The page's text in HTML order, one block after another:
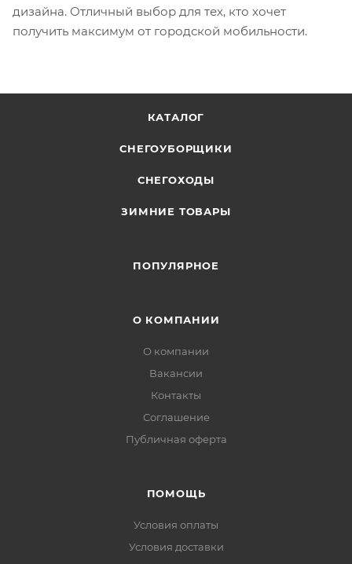
дизайна. Отличный выбор для тех, кто хочет
получить максимум от городской мобильности.
КАТАЛОГ
СНЕГОУБОРЩИКИ
СНЕГОХОДЫ
ЗИМНИЕ ТОВАРЫ
ПОПУЛЯРНОЕ
О КОМПАНИИ
О компании
Вакансии
Контакты
Соглашение
Публичная оферта
ПОМОЩЬ
Условия оплаты
Условия доставки